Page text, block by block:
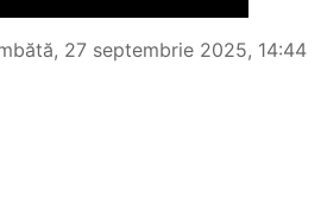
27 septembrie 2025, 14:44